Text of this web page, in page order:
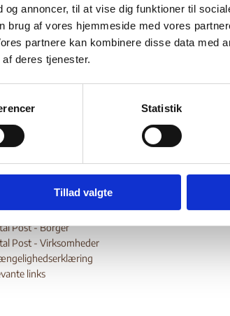
annoncer, til at vise dig funktioner til
brug af vores hjemmeside med vores
partnere kan kombinere disse data med
deres tjenester.
Statistik
Tillad valgte
US Department of State (USDoS)
i 2014 og indeholder oplysninger om den
situation
Post - Borger
Post - Virksomheder
links